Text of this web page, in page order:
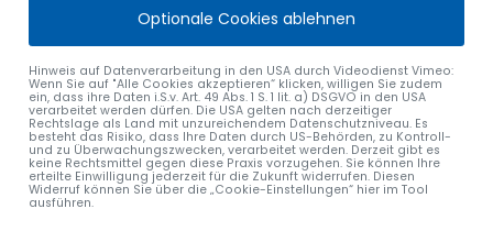
Straßenausbau im Bestand (Asphaltbefestigung)
Behindertengerechte und barrierefreie Neugestaltung
Arbeiten für die Ver- und Entsorgungsunternehmen
Dorfplatz Nord
Neuordnung der Stellplätze (Metzgerei, Raiffeisenbank,
Funktionale Dorfplatzgestaltung passend zum Dorfplatz
Ausstattung mit Mülleimern, Sitzbänken,
Optionale Cookies ablehnen
Hinweis auf Datenverarbeitung in den USA durch Videodienst Vimeo:
Wenn Sie auf "Alle Cookies akzeptieren“ klicken, willigen Sie zudem
ein, dass ihre Daten i.S.v. Art. 49 Abs. 1 S. 1 lit. a) DSGVO in den USA
verarbeitet werden dürfen. Die USA gelten nach derzeitiger
Rechtslage als Land mit unzureichendem Datenschutzniveau. Es
besteht das Risiko, dass Ihre Daten durch US-Behörden, zu Kontroll-
und zu Überwachungszwecken, verarbeitet werden. Derzeit gibt es
keine Rechtsmittel gegen diese Praxis vorzugehen. Sie können Ihre
erteilte Einwilligung jederzeit für die Zukunft widerrufen. Diesen
Widerruf können Sie über die „Cookie-Einstellungen“ hier im Tool
ausführen.